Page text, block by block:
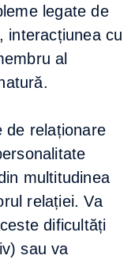
legate de
interacțiunea cu
al
de relaționare
multitudinea
relației. Va
dificultăți
sau va